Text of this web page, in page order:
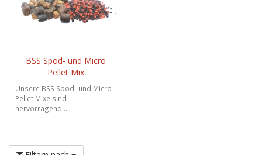
BSS Spod- und Micro
Pellet Mix
Unsere BSS Spod- und Micro
Pellet Mixe sind
hervorragend...